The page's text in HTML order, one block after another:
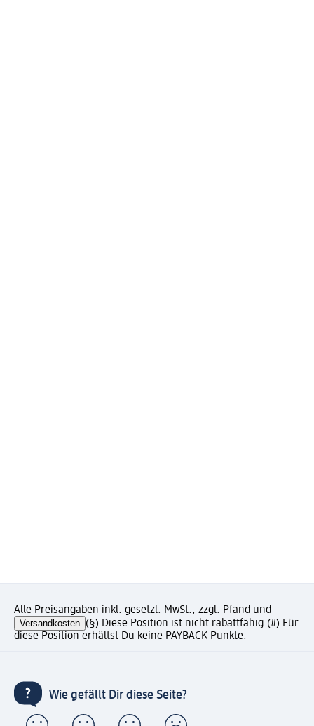
Alle Preisangaben inkl. gesetzl. MwSt., zzgl. Pfand und
Versandkosten (§) Diese Position ist nicht rabattfähig.(#) Für
diese Position erhältst Du keine PAYBACK Punkte.
Wie gefällt Dir diese Seite?